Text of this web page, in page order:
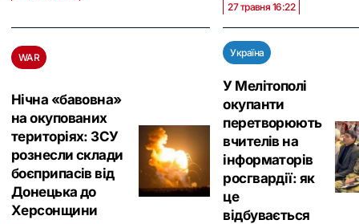
27 травня 16:22
WAR
Нічна «бавовна»
на окупованих
територіях: ЗСУ
рознесли склади
боєприпасів від
Донецька до
Херсонщини
Україна
У Мелітополі
окупанти
перетворюють
вчителів на
інформаторів
росгвардії: як
це
відбувається